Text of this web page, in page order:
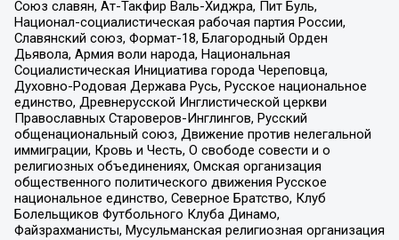
Союз славян, Ат-Такфир Валь-Хиджра, Пит Буль,
Национал-социалистическая рабочая партия России,
Славянский союз, Формат-18, Благородный Орден
Дьявола, Армия воли народа, Национальная
Социалистическая Инициатива города Череповца,
Духовно-Родовая Держава Русь, Русское национальное
единство, Древнерусской Инглистической церкви
Православных Староверов-Инглингов, Русский
общенациональный союз, Движение против нелегальной
иммиграции, Кровь и Честь, О свободе совести и о
религиозных объединениях, Омская организация
общественного политического движения Русское
национальное единство, Северное Братство, Клуб
Болельщиков Футбольного Клуба Динамо,
Файзрахманисты, Мусульманская религиозная организация